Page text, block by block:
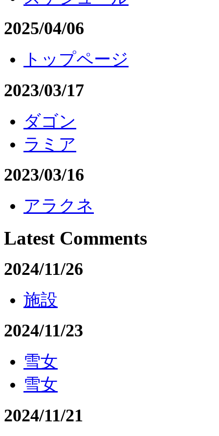
2025/04/06
トップページ
2023/03/17
ダゴン
ラミア
2023/03/16
アラクネ
Latest Comments
2024/11/26
施設
2024/11/23
雪女
雪女
2024/11/21